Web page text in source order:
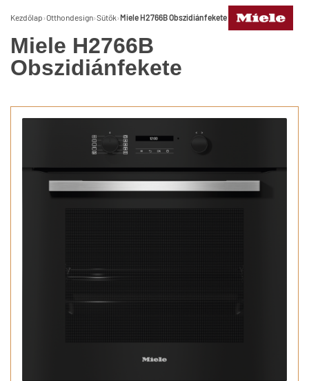
Kezdőlap›Otthondesign›Sütők›Miele H2766B Obszidiánfekete
Miele H2766B
Obszidiánfekete